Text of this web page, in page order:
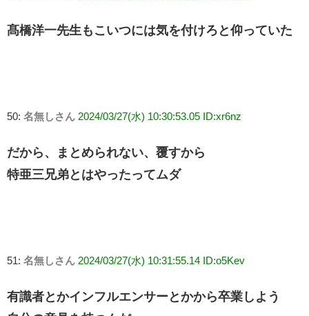
髙橋洋一先生もこいつには気を付けろと仰っていた
50: 名無しさん 2024/03/27(水) 10:30:53.05 ID:xr6nz
だから、まとめられない、覆すから
特亜三兄弟とはやったってムダ
51: 名無しさん 2024/03/27(水) 10:31:55.14 ID:o5Kev
有識者とかインフルエンサーとかから卒業しよう